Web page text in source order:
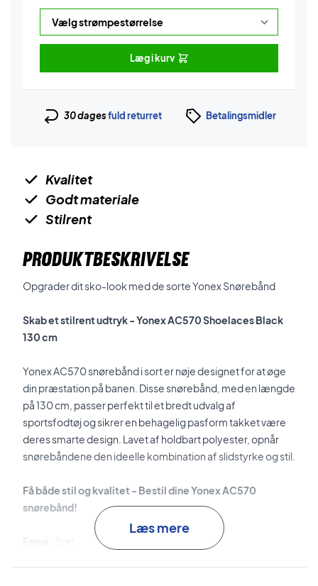
Læg i kurv
30 dagesfuld returret Betalingsmidler
Kvalitet
Godt materiale
Stilrent
PRODUKTBESKRIVELSE
Opgrader dit sko-look med de sorte Yonex Snørebånd
Skab et stilrent udtryk - Yonex AC570 Shoelaces Black
130 cm
Yonex AC570 snørebånd i sort er nøje designet for at øge
din præstation på banen. Disse snørebånd, med en længde
på 130 cm, passer perfekt til et bredt udvalg af
sportsfodtøj og sikrer en behagelig pasform takket være
deres smarte design. Lavet af holdbart polyester, opnår
snørebåndene den ideelle kombination af slidstyrke og stil.
Få både stil og kvalitet - Bestil dine Yonex AC570
snørebånd!
Læs mere